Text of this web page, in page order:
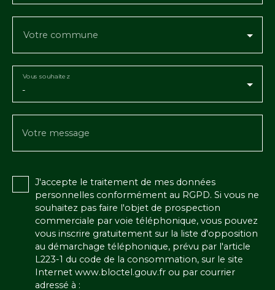
Votre commune
-
Vous souhaitez
Votre message
J'accepte le traitement de mes données
personnelles conformément au RGPD. Si vous ne
souhaitez pas faire l'objet de prospection
commerciale par voie téléphonique, vous pouvez
vous inscrire gratuitement sur la liste d'opposition
au démarchage téléphonique, prévu par l'article
L223-1 du code de la consommation, sur le site
Internet www.bloctel.gouv.fr ou par courrier
adressé à :